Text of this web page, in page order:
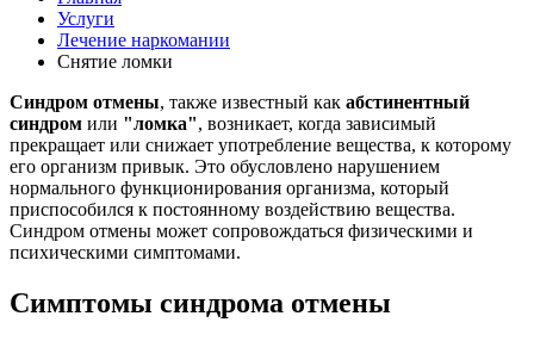
Услуги
Лечение наркомании
Снятие ломки
Синдром отмены, также известный как абстинентный
синдром или "ломка", возникает, когда зависимый
прекращает или снижает употребление вещества, к которому
его организм привык. Это обусловлено нарушением
нормального функционирования организма, который
приспособился к постоянному воздействию вещества.
Синдром отмены может сопровождаться физическими и
психическими симптомами.
Симптомы синдрома отмены